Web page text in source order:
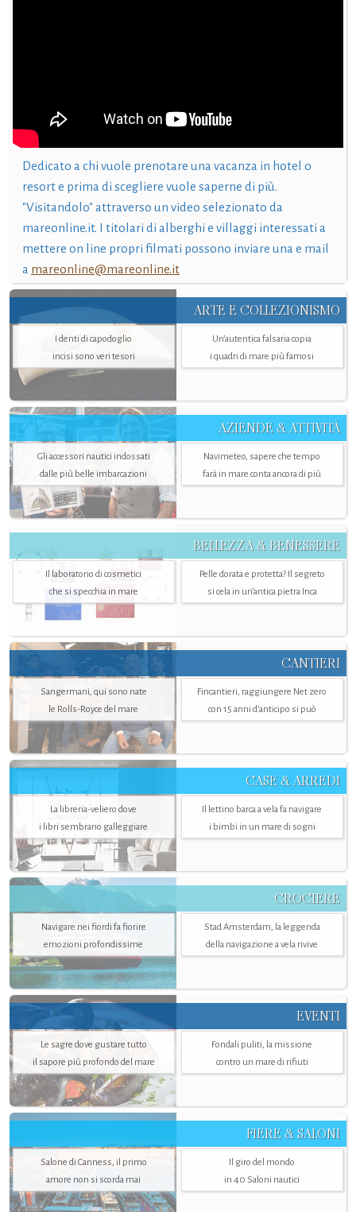
Dedicato a chi vuole prenotare una vacanza in hotel o
resort e prima di scegliere vuole saperne di più.
"Visitandolo" attraverso un video selezionato da
mareonline.it. I titolari di alberghi e villaggi interessati a
mettere on line propri filmati possono inviare una e mail
a mareonline@mareonline.it
ARTE E COLLEZIONISMO
I denti di capodoglio
incisi sono veri tesori
Un’autentica falsaria copia
i quadri di mare più famosi
AZIENDE & ATTIVITÀ
Gli accessori nautici indossati
dalle più belle imbarcazioni
Navimeteo, sapere che tempo
farà in mare conta ancora di più
BELLEZZA & BENESSERE
Il laboratorio di cosmetici
che si specchia in mare
Pelle dorata e protetta? Il segreto
si cela in un’antica pietra Inca
CANTIERI
Sangermani, qui sono nate
le Rolls-Royce del mare
Fincantieri, raggiungere Net zero
con 15 anni d'anticipo si può
CASE & ARREDI
La libreria-veliero dove
i libri sembrano galleggiare
Il lettino barca a vela fa navigare
i bimbi in un mare di sogni
CROCIERE
Navigare nei fiordi fa fiorire
emozioni profondissime
Stad Amsterdam, la leggenda
della navigazione a vela rivive
EVENTI
Le sagre dove gustare tutto
il sapore più profondo del mare
Fondali puliti, la missione
contro un mare di rifiuti
FIERE & SALONI
Salone di Canness, il primo
amore non si scorda mai
Il giro del mondo
in 40 Saloni nautici